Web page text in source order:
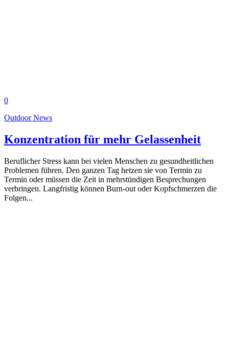
0
Outdoor News
Konzentration für mehr Gelassenheit
Beruflicher Stress kann bei vielen Menschen zu gesundheitlichen
Problemen führen. Den ganzen Tag hetzen sie von Termin zu
Termin oder müssen die Zeit in mehrstündigen Besprechungen
verbringen. Langfristig können Burn-out oder Kopfschmerzen die
Folgen...